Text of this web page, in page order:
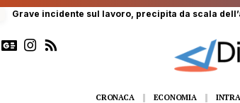
Grave incidente sul lavoro, precipita da scala
CRONACA ECONOMIA